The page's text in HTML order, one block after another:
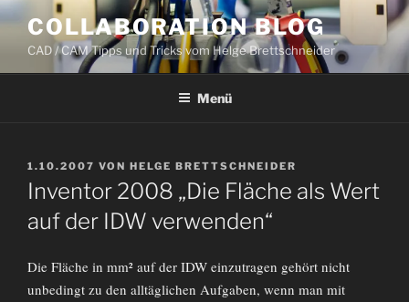
Zum
Inhalt
springen
COLLABORATION BLOG
CAD / CAM Tipps und Tricks vom Helge Brettschneider
Menü
VERÖFFENTLICHT
AM
1.10.2007 VON HELGE BRETTSCHNEIDER
Inventor 2008 „Die Fläche als Wert
auf der IDW verwenden“
Die Fläche in mm² auf der IDW einzutragen gehört nicht
unbedingt zu den alltäglichen Aufgaben, wenn man mit